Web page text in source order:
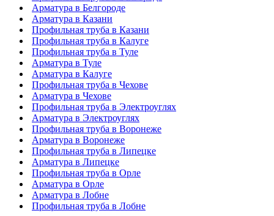
Арматура в Белгороде
Арматура в Казани
Профильная труба в Казани
Профильная труба в Калуге
Профильная труба в Туле
Арматура в Туле
Арматура в Калуге
Профильная труба в Чехове
Арматура в Чехове
Профильная труба в Электроуглях
Арматура в Электроуглях
Профильная труба в Воронеже
Арматура в Воронеже
Профильная труба в Липецке
Арматура в Липецке
Профильная труба в Орле
Арматура в Орле
Арматура в Лобне
Профильная труба в Лобне